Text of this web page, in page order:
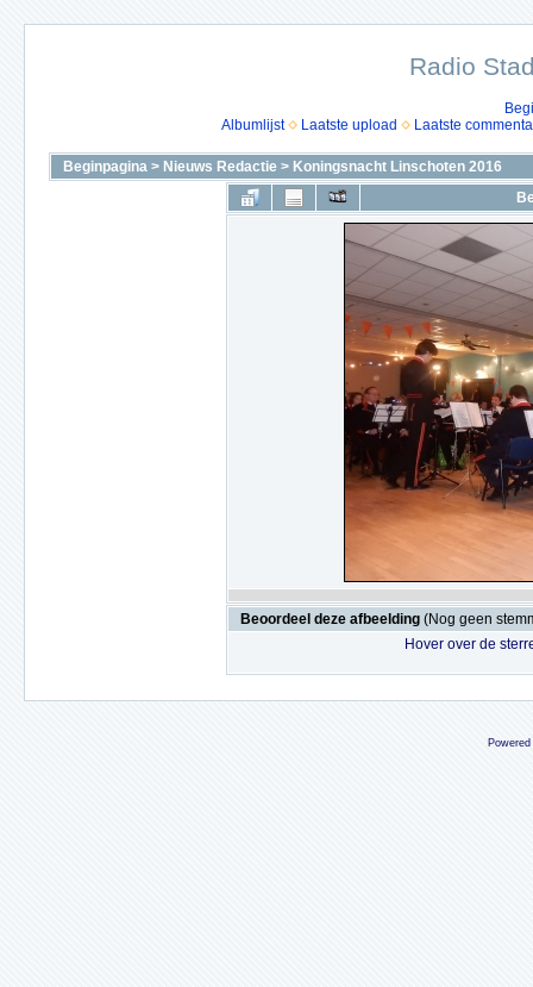
Radio
Albumlijst
Laatste upload Laatste
Beginpagina > Nieuws Redactie > Koningsnacht Linschoten 2016
Beoordeel deze afbeelding (Nog geen
Hover over de